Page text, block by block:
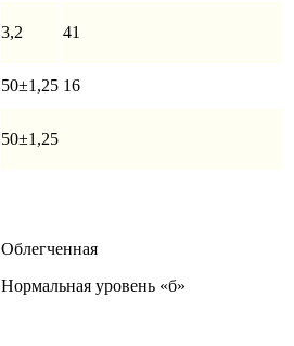
3,2 41
50±1,25 16
50±1,25
Облегченная
Нормальная уровень «б»